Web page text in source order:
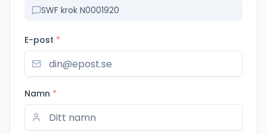
SWF krok N0001920
E-post *
Namn *